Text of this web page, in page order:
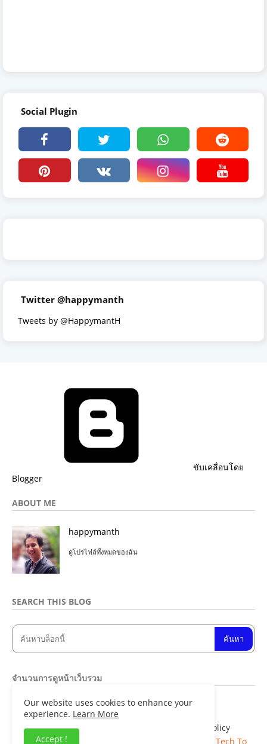
Social Plugin
Twitter @happymanth
Tweets by @HappymantH
ขับเคลื่อนโดย
Blogger
ABOUT ME
happymanth
ดูโปรไฟล์ทั้งหมดของฉัน
SEARCH THIS BLOG
จำนวนการดูหน้าเว็บรวม
9226
Home
About
Privacy Policy
Copyright ©
Tech To
Our website uses cookies to enhance your
experience. Learn More
Accept !